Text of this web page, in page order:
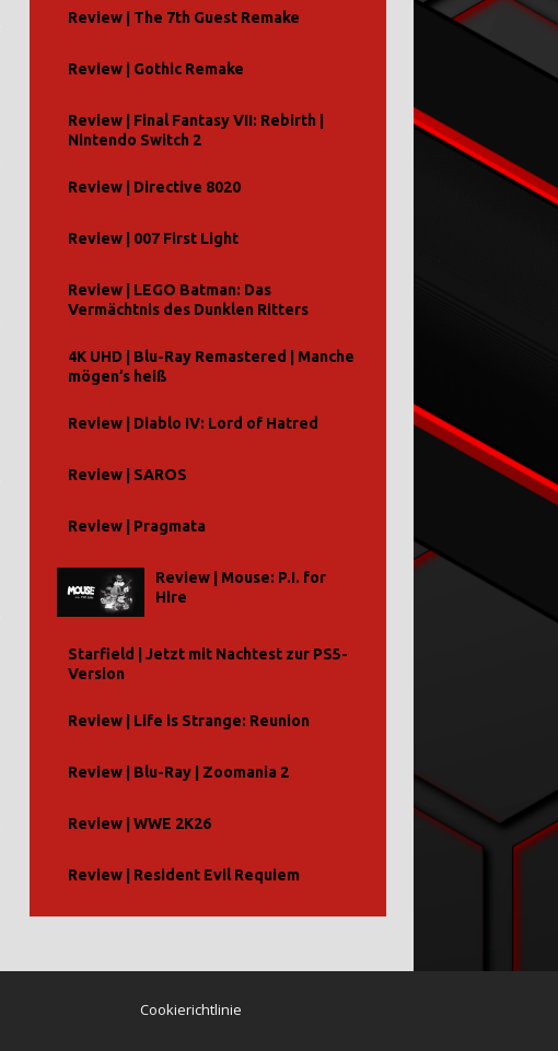
Review | The 7th Guest Remake
Review | Gothic Remake
Review | Final Fantasy VII: Rebirth |
Nintendo Switch 2
Review | Directive 8020
Review | 007 First Light
Review | LEGO Batman: Das
Vermächtnis des Dunklen Ritters
4K UHD | Blu-Ray Remastered | Manche
mögen’s heiß
Review | Diablo IV: Lord of Hatred
Review | SAROS
Review | Pragmata
Review | Mouse: P.I. for
Hire
Starfield | Jetzt mit Nachtest zur PS5-
Version
Review | Life is Strange: Reunion
Review | Blu-Ray | Zoomania 2
Review | WWE 2K26
Review | Resident Evil Requiem
Cookierichtlinie